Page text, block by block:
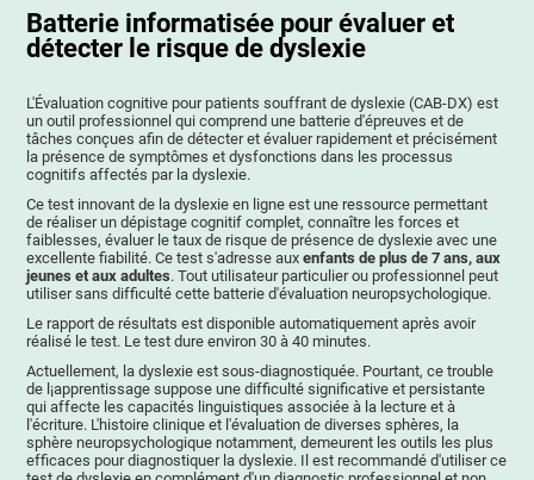
Batterie informatisée pour évaluer et
détecter le risque de dyslexie
L'Évaluation cognitive pour patients souffrant de dyslexie (CAB-DX) est
un outil professionnel qui comprend une batterie d'épreuves et de
tâches conçues afin de détecter et évaluer rapidement et précisément
la présence de symptômes et dysfonctions dans les processus
cognitifs affectés par la dyslexie.
Ce test innovant de la dyslexie en ligne est une ressource permettant
de réaliser un dépistage cognitif complet, connaître les forces et
faiblesses, évaluer le taux de risque de présence de dyslexie avec une
excellente fiabilité. Ce test s'adresse auxenfants de plus de 7 ans, aux
jeunes et aux adultes. Tout utilisateur particulier ou professionnel peut
utiliser sans difficulté cette batterie d'évaluation neuropsychologique.
Le rapport de résultats est disponible automatiquement après avoir
réalisé le test. Le test dure environ 30 à 40 minutes.
Actuellement, la dyslexie est sous-diagnostiquée. Pourtant, ce trouble
de l¡apprentissage suppose une difficulté significative et persistante
qui affecte les capacités linguistiques associée à la lecture et à
l'écriture. L'histoire clinique et l'évaluation de diverses sphères, la
sphère neuropsychologique notamment, demeurent les outils les plus
efficaces pour diagnostiquer la dyslexie. Il est recommandé d'utiliser ce